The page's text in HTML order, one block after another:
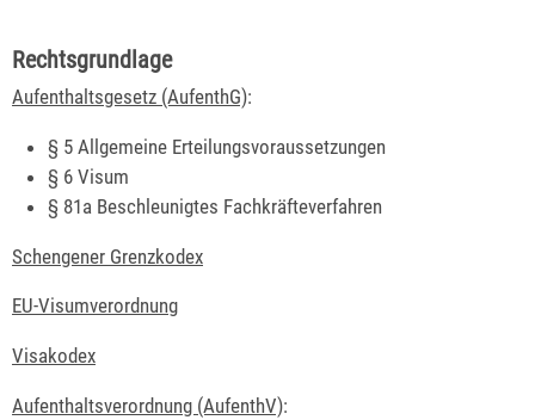
Rechtsgrundlage
Aufenthaltsgesetz (AufenthG):
§ 5 Allgemeine Erteilungsvoraussetzungen
§ 6 Visum
§ 81a Beschleunigtes Fachkräfteverfahren
Schengener Grenzkodex
EU-Visumverordnung
Visakodex
Aufenthaltsverordnung (AufenthV):